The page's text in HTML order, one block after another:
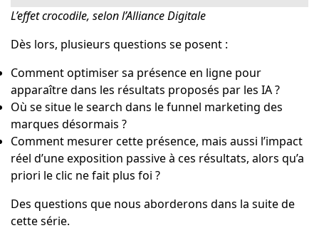
L’effet crocodile, selon l’Alliance Digitale
Dès lors, plusieurs questions se posent :
Comment optimiser sa présence en ligne pour
apparaître dans les résultats proposés par les IA ?
Où se situe le search dans le funnel marketing des
marques désormais ?
Comment mesurer cette présence, mais aussi l’impact
réel d’une exposition passive à ces résultats, alors qu’a
priori le clic ne fait plus foi ?
Des questions que nous aborderons dans la suite de
cette série.